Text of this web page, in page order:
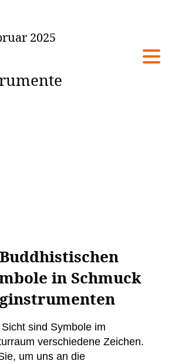
2025
in Schmuck
sind Symbole im
verschiedene Zeichen.
um uns an die